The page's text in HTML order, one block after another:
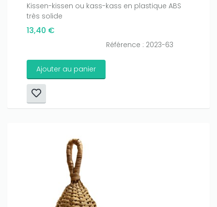
Kissen-kissen ou kass-kass en plastique ABS
très solide
13,40 €
Référence : 2023-63
Ajouter au panier